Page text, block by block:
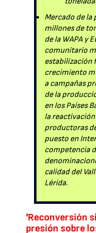
Mercado de la
millones de
de la WAPA y
comunitario
estabilización
crecimiento
a campañas
de la
en los Países
la reactivación
productoras
puesto en
competencia
calidad del
Lérida.
'Reconversión
presión sobre